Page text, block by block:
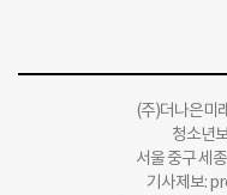
(주)더나은
청소년
서울 중구 세
기사제보: